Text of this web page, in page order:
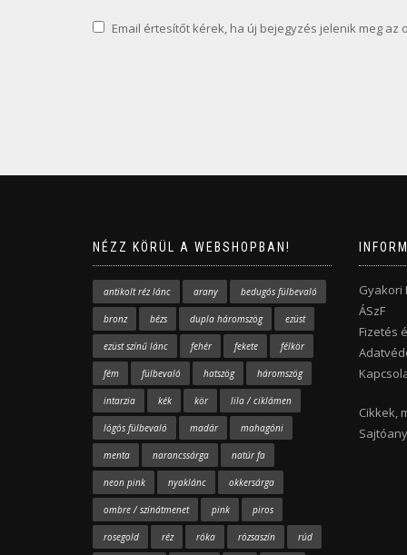
Email értesítőt kérek, ha új bejegyzés jelenik meg az
NÉZZ KÖRÜL A WEBSHOPBAN!
antikolt réz lánc arany bedugós fülbevaló
bronz bézs dupla háromszög ezüst
ezüst színű lánc fehér fekete félkör
fém fülbevaló hatszög háromszög
intarzia kék kör lila / ciklámen
lógós fülbevaló madár mahagóni
menta narancssárga natúr fa
neon pink nyaklánc okkersárga
ombre / színátmenet pink piros
rosegold réz róka rózsaszín rúd
Gyakori
ÁSzF
Fizetés
Cikkek,